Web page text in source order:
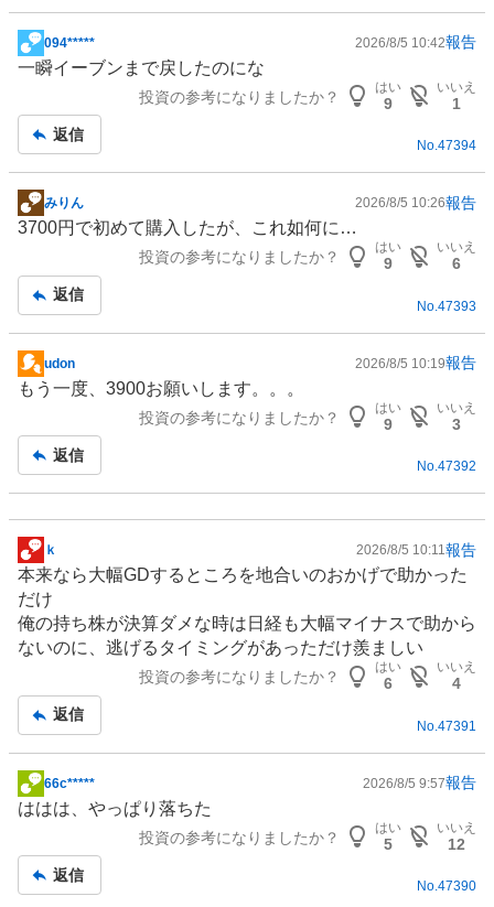
掲
事
094***** 2026/8/5 10:42報告
一瞬イーブンまで戻したのにな
投資の参考になりましたか？
はい
9
いいえ
1
返信
No.47394
掲
示
事
みりん 2026/8/5 10:26報告
3700円で初めて購入したが、これ如何に…
投資の参考になりましたか？
はい
9
いいえ
6
返信
No. 47393
掲
示
事
udon 2026/8/5 10:19報告
もう一度、3900お願いします。。。
投資の参考になりましたか？
はい
9
いいえ
3
返信
No.47392
掲
示
板
記
事
ｋ 2026/8/5 10:11報告
本来なら大幅GDするところを地合いのおかげで助かった
だけ
俺の持ち株が決算ダメな時は日経も大幅マイナスで助から
ないのに、逃げるタイミングがあっただけ羨ましい
投資の参考になりましたか？
はい
6
いいえ
4
返信
No. 47391
掲
示
事
66c***** 2026/8/5 9:57報告
ははは、やっぱり落ちた
投資の参考になりましたか？
はい
5
いいえ
12
返信
No.47390